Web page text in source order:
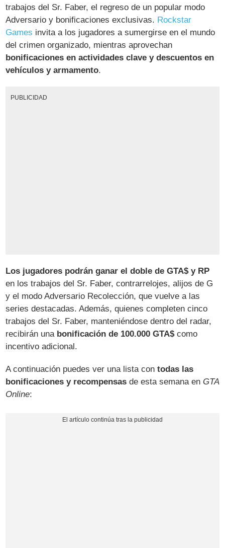
trabajos del Sr. Faber, el regreso de un popular modo
Adversario y bonificaciones exclusivas. Rockstar
Games invita a los jugadores a sumergirse en el mundo
del crimen organizado, mientras aprovechan
bonificaciones en actividades clave y descuentos en
vehículos y armamento.
PUBLICIDAD
Los jugadores podrán ganar el doble de GTA$ y RP
en los trabajos del Sr. Faber, contrarrelojes, alijos de G
y el modo Adversario Recolección, que vuelve a las
series destacadas. Además, quienes completen cinco
trabajos del Sr. Faber, manteniéndose dentro del radar,
recibirán una bonificación de 100.000 GTA$como
incentivo adicional.
A continuación puedes ver una lista contodas las
bonificaciones y recompensas de esta semana enGTA
Online: